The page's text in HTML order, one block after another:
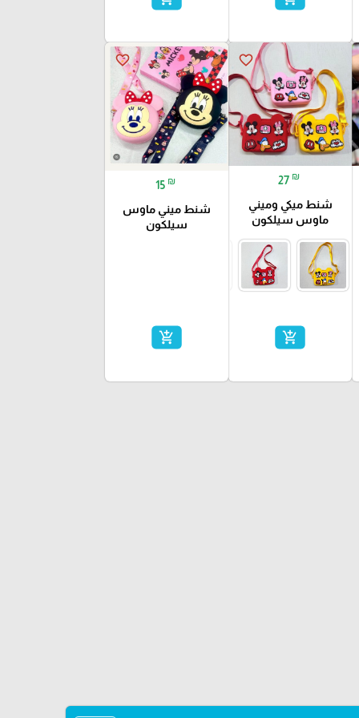
favorite_border
27 ₪
شنط ميكي وميني
ماوس سيلكون
add_shopping_cart
favorite_border
15 ₪
شنط ميني ماوس
سيلكون
add_shopping_cart